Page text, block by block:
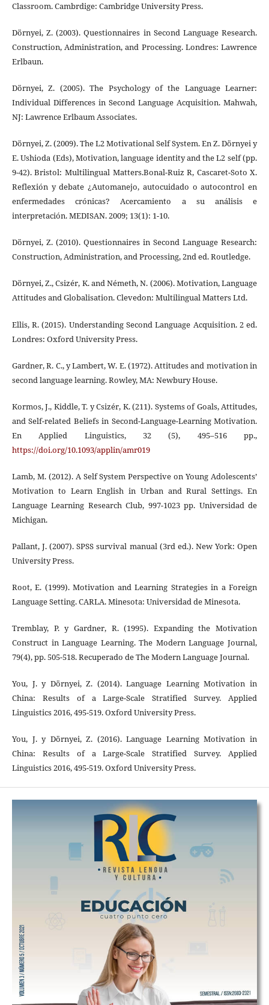
Classroom. Cambrdige: Cambridge University Press.
Dörnyei, Z. (2003). Questionnaires in Second Language Research.
Construction, Administration, and Processing. Londres: Lawrence
Erlbaun.
Dörnyei, Z. (2005). The Psychology of the Language Learner:
Individual Differences in Second Language Acquisition. Mahwah,
NJ: Lawrence Erlbaum Associates.
Dörnyei, Z. (2009). The L2 Motivational Self System. En Z. Dörnyei y
E. Ushioda (Eds), Motivation, language identity and the L2 self (pp.
9-42). Bristol: Multilingual Matters.Bonal-Ruiz R, Cascaret-Soto X.
Reflexión y debate ¿Automanejo, autocuidado o autocontrol en
enfermedades crónicas? Acercamiento a su análisis e
interpretación. MEDISAN. 2009; 13(1): 1-10.
Dörnyei, Z. (2010). Questionnaires in Second Language Research:
Construction, Administration, and Processing, 2nd ed. Routledge.
Dörnyei, Z., Csizér, K. and Németh, N. (2006). Motivation, Language
Attitudes and Globalisation. Clevedon: Multilingual Matters Ltd.
Ellis, R. (2015). Understanding Second Language Acquisition. 2 ed.
Londres: Oxford University Press.
Gardner, R. C., y Lambert, W. E. (1972). Attitudes and motivation in
second language learning. Rowley, MA: Newbury House.
Kormos, J., Kiddle, T. y Csizér, K. (211). Systems of Goals, Attitudes,
and Self-related Beliefs in Second-Language-Learning Motivation.
En Applied Linguistics, 32 (5), 495–516 pp.,
https://doi.org/10.1093/applin/amr019
Lamb, M. (2012). A Self System Perspective on Young Adolescents’
Motivation to Learn English in Urban and Rural Settings. En
Language Learning Research Club, 997-1023 pp. Universidad de
Michigan.
Pallant, J. (2007). SPSS survival manual (3rd ed.). New York: Open
University Press.
Root, E. (1999). Motivation and Learning Strategies in a Foreign
Language Setting. CARLA. Minesota: Universidad de Minesota.
Tremblay, P. y Gardner, R. (1995). Expanding the Motivation
Construct in Language Learning. The Modern Language Journal,
79(4), pp. 505-518. Recuperado de The Modern Language Journal.
You, J. y Dörnyei, Z. (2014). Language Learning Motivation in
China: Results of a Large-Scale Stratified Survey. Applied
Linguistics 2016, 495-519. Oxford University Press.
You, J. y Dörnyei, Z. (2016). Language Learning Motivation in
China: Results of a Large-Scale Stratified Survey. Applied
Linguistics 2016, 495-519. Oxford University Press.